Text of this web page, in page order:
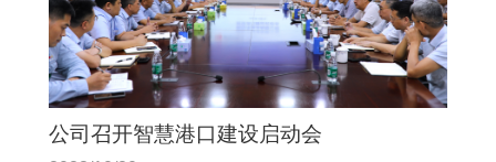
公司召开智慧港口建设启动会